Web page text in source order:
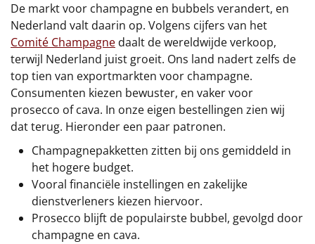
De markt voor champagne en bubbels verandert, en
Nederland valt daarin op. Volgens cijfers van het
Comité Champagne daalt de wereldwijde verkoop,
terwijl Nederland juist groeit. Ons land nadert zelfs de
top tien van exportmarkten voor champagne.
Consumenten kiezen bewuster, en vaker voor
prosecco of cava. In onze eigen bestellingen zien wij
dat terug. Hieronder een paar patronen.
Champagnepakketten zitten bij ons gemiddeld in
het hogere budget.
Vooral financiële instellingen en zakelijke
dienstverleners kiezen hiervoor.
Prosecco blijft de populairste bubbel, gevolgd door
champagne en cava.